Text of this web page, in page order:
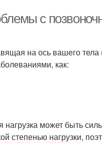
с
на ось вашего тела
как:
нагрузка может быть
степенью нагрузки,